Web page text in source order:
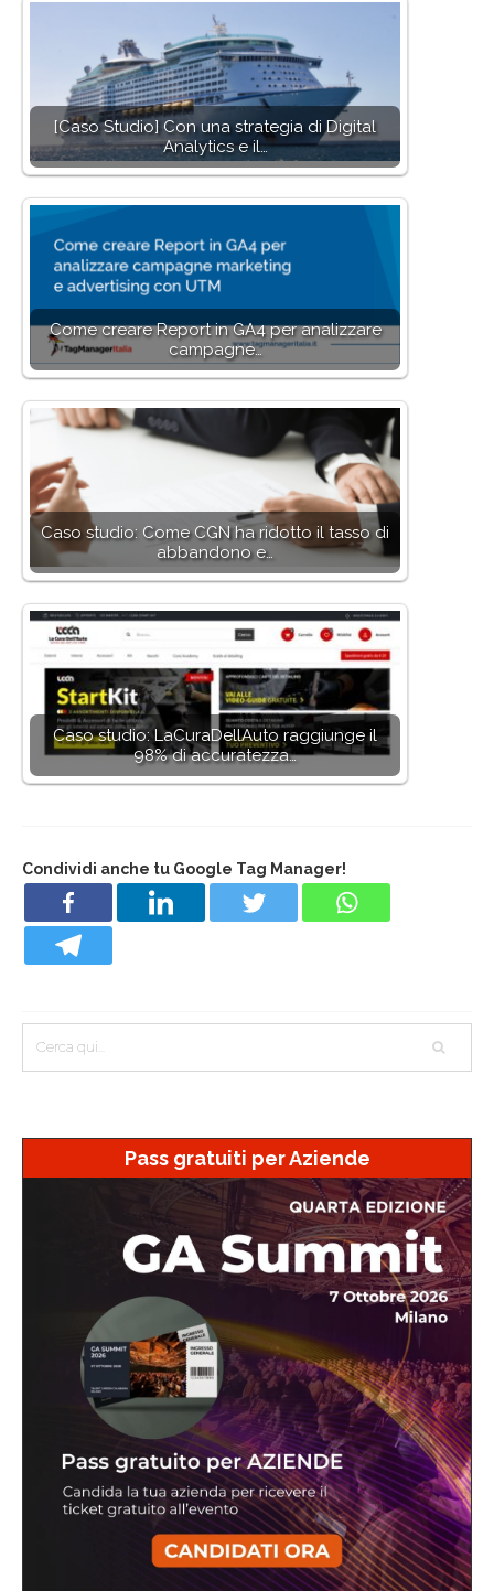
[Caso Studio] Con una strategia di Digital
Analytics e il…
Come creare Report in GA4 per analizzare
campagne…
Caso studio: Come CGN ha ridotto il tasso di
abbandono e…
Caso studio: LaCuraDellAuto raggiunge il
98% di accuratezza…
Condividi anche tu Google Tag Manager!
Pass gratuiti per Aziende